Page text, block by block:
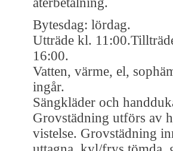
Bytesdag: lördag.
Utträde kl.
16:00.
Vatten, värme, el,
ingår.
Sängkläder och
Grovstädning utförs av
vistelse. Grovstädning